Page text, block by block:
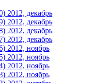
2012, декабрь
2012, декабрь
2012, декабрь
2012, декабрь
2012, ноябрь
2012, ноябрь
2012, ноябрь
2012, ноябрь